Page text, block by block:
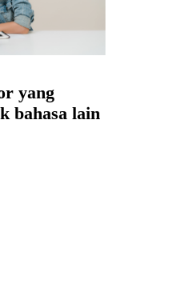
yang
bahasa lain